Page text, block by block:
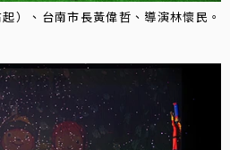
）、台南市長黃偉哲、導演林懷民。